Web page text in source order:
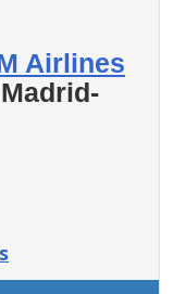
Airlines